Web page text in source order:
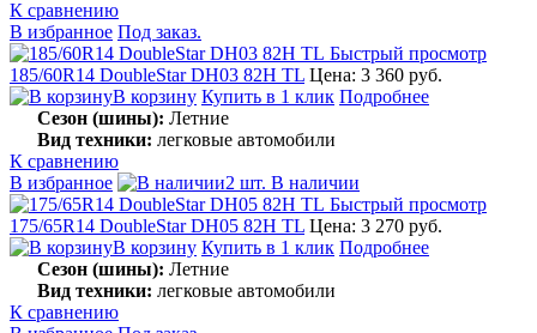
К сравнению
В избранное Под заказ.
Быстрый просмотр
185/60R14 DoubleStar DH03 82H TL Цена: 3 360 руб.
В корзину Купить в 1 клик Подробнее
Сезон (шины): Летние
Вид техники: легковые автомобили
К сравнению
В избранное
2 шт. В наличии
Быстрый просмотр
175/65R14 DoubleStar DH05 82H TL Цена: 3 270 руб.
В корзину Купить в 1 клик Подробнее
Сезон (шины): Летние
Вид техники: легковые автомобили
К сравнению